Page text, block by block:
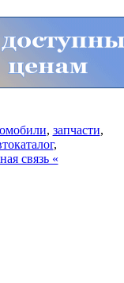
, запчасти,
,
связь «